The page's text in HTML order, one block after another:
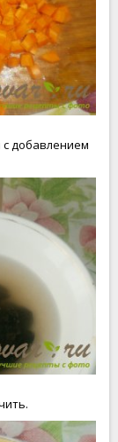
добавлением